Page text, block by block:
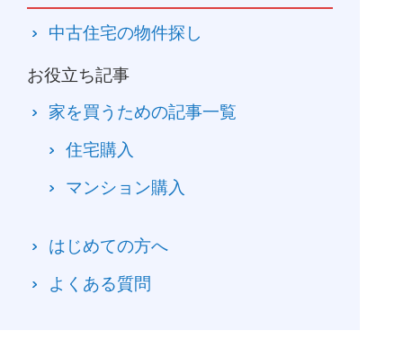
中古住宅の物件探し
お役立ち記事
家を買うための記事一覧
住宅購入
マンション購入
はじめての方へ
よくある質問